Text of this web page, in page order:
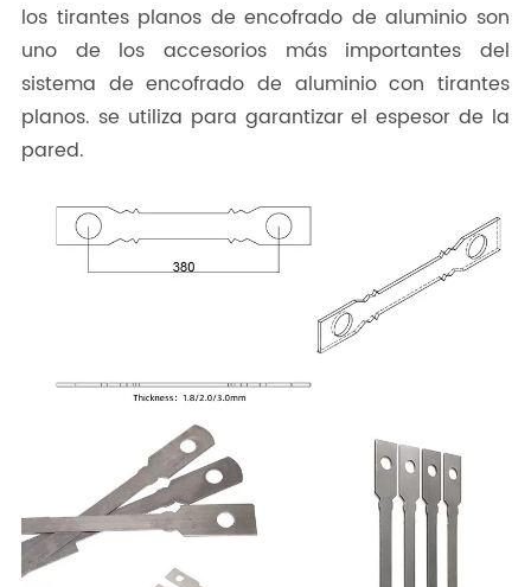
los tirantes planos de encofrado de aluminio son
uno de los accesorios más importantes del
sistema de encofrado de aluminio con tirantes
planos. se utiliza para garantizar el espesor de la
pared.